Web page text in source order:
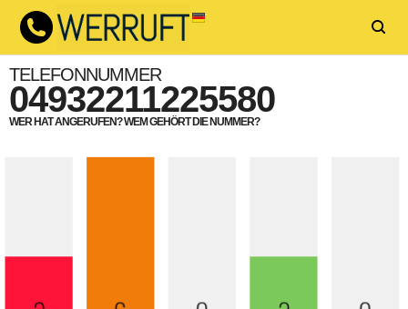
TELEFONNUMMER
04932211225580
WER HAT ANGERUFEN? WEM GEHÖRT DIE NUMMER?